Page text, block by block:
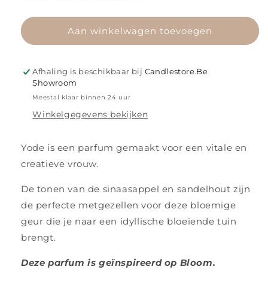
Aan winkelwagen toevoegen
Afhaling is beschikbaar bij Candlestore.Be
Showroom
Meestal klaar binnen 24 uur
Winkelgegevens bekijken
Yode is een parfum gemaakt voor een vitale en
creatieve vrouw.
De tonen van de sinaasappel en sandelhout zijn
de perfecte metgezellen voor deze bloemige
geur die je naar een idyllische bloeiende tuin
brengt.
Deze parfum is geïnspireerd op Bloom.